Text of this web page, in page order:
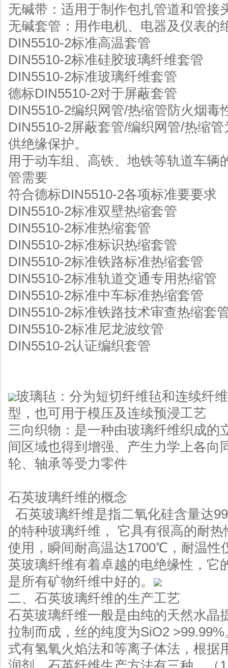
无碱带：适用于制作包扎管道和管接
无碱套管：用作电机、电器及仪表的
DIN5510-2标准高温套管
DIN5510-2标准硅胶玻璃纤维套管
DIN5510-2标准玻璃纤维套管
德标DIN5510-2对于屏蔽套管
DIN5510-2编织网管/热缩管防火烟毒
DIN5510-2屏蔽套管/编织网管/热缩
供绝缘保护。
用于动车组、高铁、地铁等轨道车辆
管需要
符合德标DIN5510-2各项标准要要求
DIN5510-2标准双壁热缩套管
DIN5510-2标准热缩套管
DIN5510-2标准标识热缩套管
DIN5510-2标准铁路标准热缩套管
DIN5510-2标准轨道交通专用热缩管
DIN5510-2标准中车标准热缩套管
DIN5510-2标准铁路技术审查热缩套
DIN5510-2标准尼龙波纹管
DIN5510-2认证编织套管
玻璃毡：分为短切纤维毡和连续纤
型，也可用于模压及连续预浸工艺
三向织物：是一种由玻璃纤维织成的
间区域也得到增强、产生力学上各向
轮、轴承等受力零件
石英玻璃纤维的概念
石英玻璃纤维是指二氧化硅含量达
的特种玻璃纤维， 它具有很高的耐
使用，瞬间耐高温达1700℃，耐温性
英玻璃纤维有着卓越的电绝缘性，它
是所有矿物纤维中好的。
二、石英玻璃纤维的生产工艺
石英玻璃纤维一般是由纯的天然水晶
拉制而成，丝的纯度为SiO2
式有氢氧火焰法和等离子体法，根据